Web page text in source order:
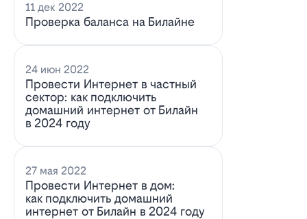
11 дек 2022
Проверка баланса на Билайне
24 июн 2022
Провести Интернет в частный
сектор: как подключить
домашний интернет от Билайн
в 2024 году
27 мая 2022
Провести Интернет в дом:
как подключить домашний
интернет от Билайн в 2024 году